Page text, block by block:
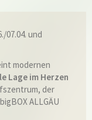
07.04. und
modernen
Lage im Herzen
der
ALLGÄU